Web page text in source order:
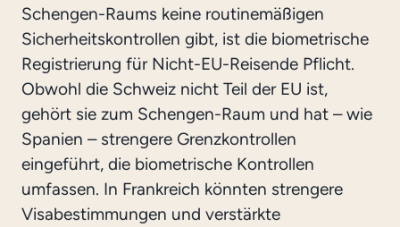
Schengen-Raums keine routinemäßigen
Sicherheitskontrollen gibt, ist die biometrische
Registrierung für Nicht-EU-Reisende Pflicht.
Obwohl die Schweiz nicht Teil der EU ist,
gehört sie zum Schengen-Raum und hat – wie
Spanien – strengere Grenzkontrollen
eingeführt, die biometrische Kontrollen
umfassen. In Frankreich könnten strengere
Visabestimmungen und verstärkte